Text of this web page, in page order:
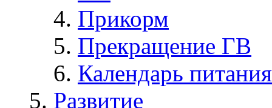
Прикорм
Прекращение ГВ
Календарь питания
Развитие